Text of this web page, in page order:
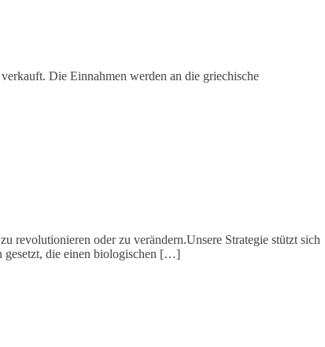
Die Einnahmen werden an die griechische
oder zu verändern.Unsere Strategie stützt sich
gesetzt, die einen biologischen […]